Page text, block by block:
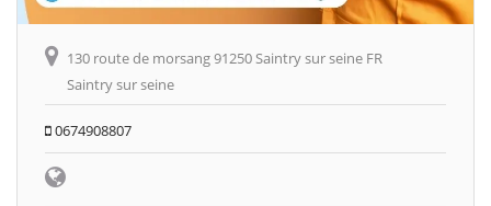
130 route de morsang 91250 Saintry sur seine FR
Saintry sur seine
0674908807